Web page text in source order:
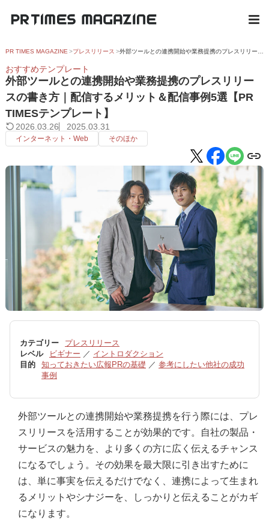
PR TIMES MAGAZINE プレスリリース
おすすめテンプレート
外部ツールとの連携開始や業務提携のプレスリリー
スの書き方｜配信するメリット＆配信事例5選【PR
TIMESテンプレート】
2026.03.26 2025.03.31
インターネット・Web そのほか
カテゴリー
プレスリリース
レベル
ビギナー ／ イントロダクション
目的
知っておきたい広報PRの基礎 ／ 参考にしたい他社の成功
事例
外部ツールとの連携開始や業務提携を行う際には、プレ
スリリースを活用することが効果的です。自社の製品・
サービスの魅力を、より多くの方に広く伝えるチャンス
になるでしょう。その効果を最大限に引き出すために
は、単に事実を伝えるだけでなく、連携によって生まれ
るメリットやシナジーを、しっかりと伝えることがカギ
になります。